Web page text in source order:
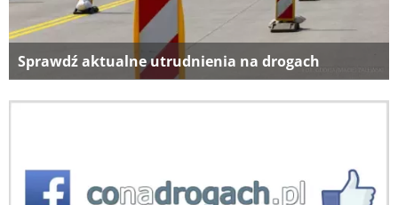
Sprawdź aktualne utrudnienia na drogach